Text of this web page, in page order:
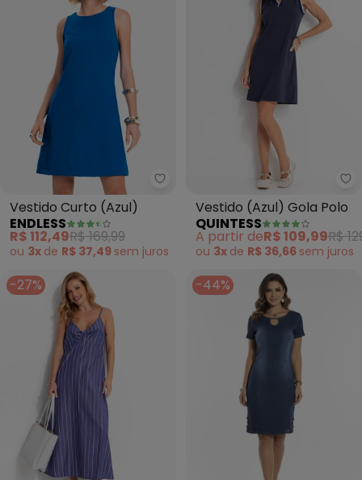
Endless - Vestido Curto (Azul)
Vestido Curto (Azul)
ENDLESS
R$ 112,49R$ 169,99
ou 3x de R$ 37,49 sem juros
Vestido (Azul) Gola Polo
QUINTESS
A partir deR$ 109,99R$
ou 3x de R$ 36,66 sem juros
-27% -44%